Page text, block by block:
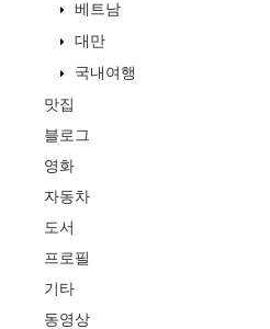
베트남
대만
국내여행
맛집
블로그
영화
자동차
도서
프로필
기타
동영상